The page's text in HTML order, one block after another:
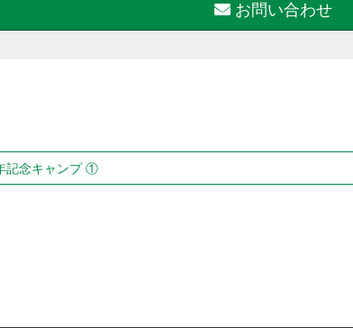
お問い合わせ
記念キャンプ ①